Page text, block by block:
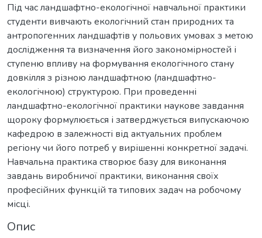
Під час ландшафтно-екологічної навчальної практики
студенти вивчають екологічний стан природних та
антропогенних ландшафтів у польових умовах з метою
дослідження та визначення його закономірностей і
ступеню впливу на формування екологічного стану
довкілля з різною ландшафтною (ландшафтно-
екологічною) структурою. При проведенні
ландшафтно-екологічної практики наукове завдання
щороку формулюється і затверджується випускаючою
кафедрою в залежності від актуальних проблем
регіону чи його потреб у вирішенні конкретної задачі.
Навчальна практика створює базу для виконання
завдань виробничої практики, виконання своїх
професійних функцій та типових задач на робочому
місці.
Опис